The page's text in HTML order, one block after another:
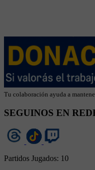
Tu colaboración ayuda a
SEGUINOS EN
Partidos Jugados: 10